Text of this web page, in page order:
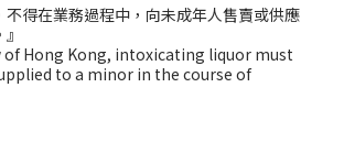
不得在業務過程中，向未成年人售賣或供應
of Hong Kong, intoxicating liquor must
to a minor in the course of